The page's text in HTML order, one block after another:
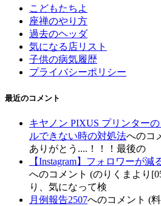
こどもたちよ
座禅のやり方
過去のヘッダ
気になる店リスト
子供の病気履歴
プライバシーポリシー
最近のコメント
キヤノン PIXUS プリンター
ルできない時の対処法へのコ
ありがとう....！！！最後の
【Instagram】フォロワーが減
へのコメント (のりくまより
り、気になって検
月例報告2507へのコメント (